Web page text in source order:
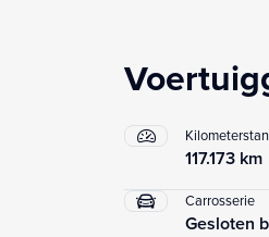
117.173 km
Carrosserie
Gesloten